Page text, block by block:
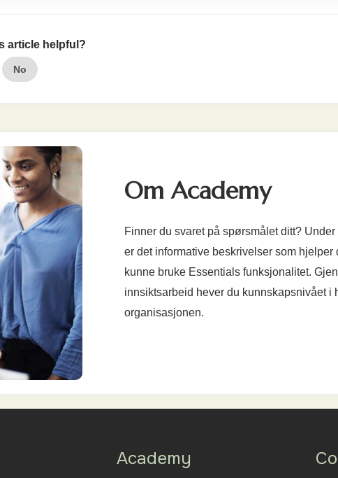
article helpful?
No
Om Academy
Finner du svaret på spørsmålet ditt?
er det informative beskrivelser som hjelper
kunne bruke Essentials funksjonalitet.
innsiktsarbeid hever du kunnskapsnivået i
organisasjonen.
Academy